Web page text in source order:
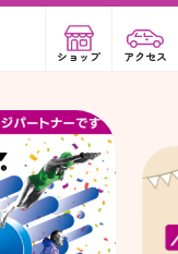
ショップ アクセス